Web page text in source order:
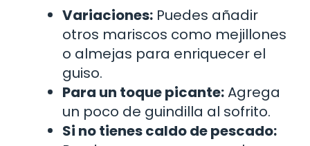
Variaciones: Puedes añadir
otros mariscos como mejillones
o almejas para enriquecer el
guiso.
Para un toque picante:Agrega
un poco de guindilla al sofrito.
Si no tienes caldo de pescado: